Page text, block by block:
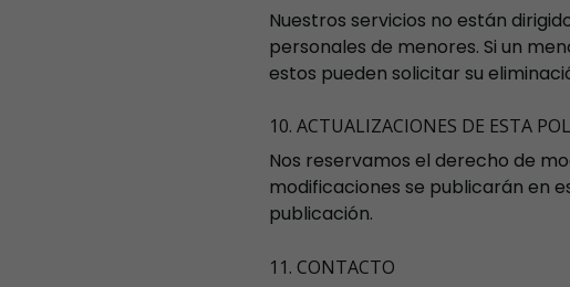
Nuestros servicios no están
personales de menores. Si un
estos pueden solicitar su
10. ACTUALIZACIONES DE ESTA
Nos reservamos el derecho de
modificaciones se publicarán en
publicación.
11. CONTACTO